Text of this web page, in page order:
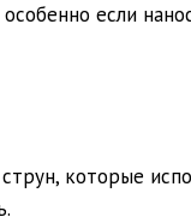
если
которые